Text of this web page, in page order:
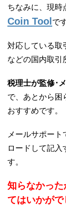
ちなみに、現時
Coin Tool で
対応している取
などの国内取引
税理士が監修･
で、あとから困
おすすめです。
メールサポー
ロードして記
す。
知らなかっ
てはいかが